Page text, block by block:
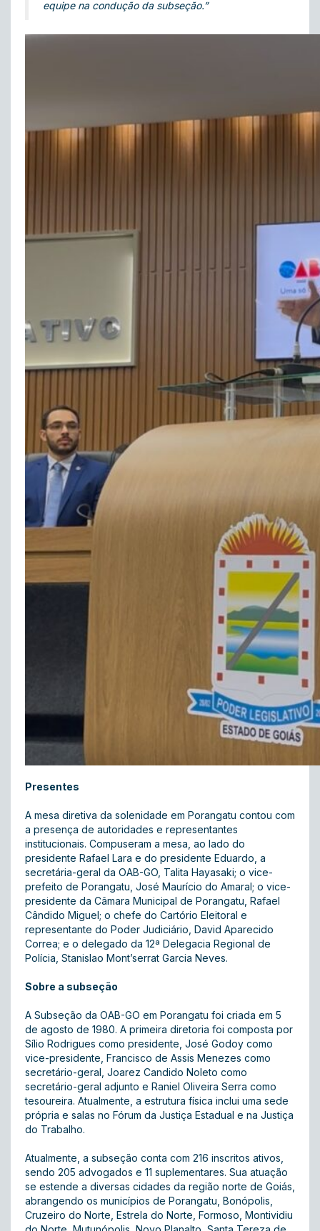
equipe na condução da subseção.”
Presentes
A mesa diretiva da solenidade em Porangatu contou com
a presença de autoridades e representantes
institucionais. Compuseram a mesa, ao lado do
presidente Rafael Lara e do presidente Eduardo, a
secretária-geral da OAB-GO, Talita Hayasaki; o vice-
prefeito de Porangatu, José Maurício do Amaral; o vice-
presidente da Câmara Municipal de Porangatu, Rafael
Cândido Miguel; o chefe do Cartório Eleitoral e
representante do Poder Judiciário, David Aparecido
Correa; e o delegado da 12ª Delegacia Regional de
Polícia, Stanislao Mont’serrat Garcia Neves.
Sobre a subseção
A Subseção da OAB-GO em Porangatu foi criada em 5
de agosto de 1980. A primeira diretoria foi composta por
Sílio Rodrigues como presidente, José Godoy como
vice-presidente, Francisco de Assis Menezes como
secretário-geral, Joarez Candido Noleto como
secretário-geral adjunto e Raniel Oliveira Serra como
tesoureira. Atualmente, a estrutura física inclui uma sede
própria e salas no Fórum da Justiça Estadual e na Justiça
do Trabalho.
Atualmente, a subseção conta com 216 inscritos ativos,
sendo 205 advogados e 11 suplementares. Sua atuação
se estende a diversas cidades da região norte de Goiás,
abrangendo os municípios de Porangatu, Bonópolis,
Cruzeiro do Norte, Estrela do Norte, Formoso, Montividiu